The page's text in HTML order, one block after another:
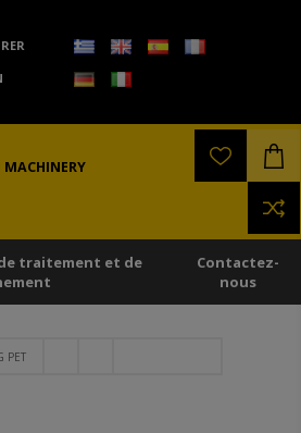
MACHINERY
traitement et de
Contactez-
nous
PET